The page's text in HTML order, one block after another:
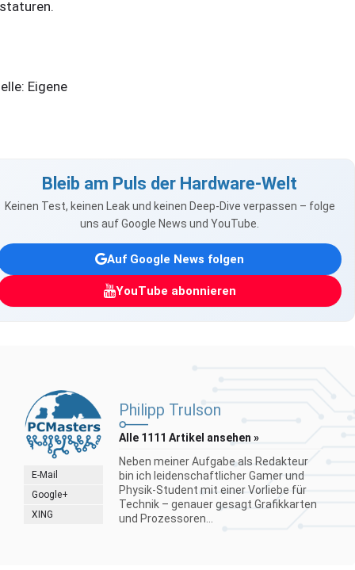
Eigene
Bleib am Puls der Hardware-Welt
Keinen Test, keinen Leak und keinen Deep-Dive verpassen – folge
uns auf Google News und YouTube.
Auf Google News folgen
YouTube abonnieren
E-Mail
Google+
XING
Philipp Trulson
Alle 1111 Artikel ansehen »
Neben meiner Aufgabe als Redakteur
bin ich leidenschaftlicher Gamer und
Physik-Student mit einer Vorliebe für
Technik – genauer gesagt Grafikkarten
und Prozessoren...